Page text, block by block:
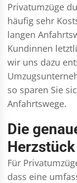
Privatumzüge
häufig sehr
langen
Kundinnen
wir uns dazu
so sparen Sie
Anfahrtswege.
Die
Für
dass eine